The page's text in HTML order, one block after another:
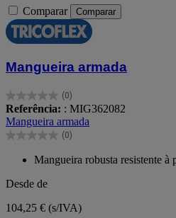
Comparar Comparar
Mangueira armada
(0)
0.0
em
5
estrelas.
Referência: : MIG362082
Mangueira armada
(0)
0.0
estrelas.
Mangueira robusta resistente à
Desde de
104,25 € (s/IVA)